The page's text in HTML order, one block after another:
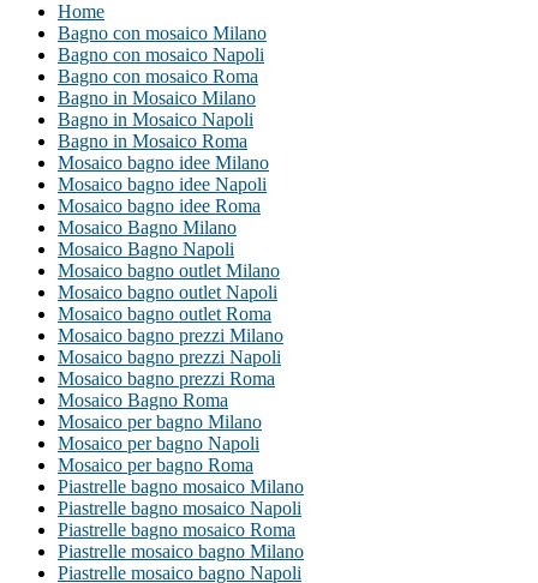
Home
Bagno con mosaico Milano
Bagno con mosaico Napoli
Bagno con mosaico Roma
Bagno in Mosaico Milano
Bagno in Mosaico Napoli
Bagno in Mosaico Roma
Mosaico bagno idee Milano
Mosaico bagno idee Napoli
Mosaico bagno idee Roma
Mosaico Bagno Milano
Mosaico Bagno Napoli
Mosaico bagno outlet Milano
Mosaico bagno outlet Napoli
Mosaico bagno outlet Roma
Mosaico bagno prezzi Milano
Mosaico bagno prezzi Napoli
Mosaico bagno prezzi Roma
Mosaico Bagno Roma
Mosaico per bagno Milano
Mosaico per bagno Napoli
Mosaico per bagno Roma
Piastrelle bagno mosaico Milano
Piastrelle bagno mosaico Napoli
Piastrelle bagno mosaico Roma
Piastrelle mosaico bagno Milano
Piastrelle mosaico bagno Napoli